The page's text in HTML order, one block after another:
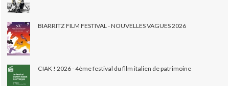
BIARRITZ FILM FESTIVAL - NOUVELLES VAGUES 2026
CIAK ! 2026 - 4ème festival du film italien de patrimoine